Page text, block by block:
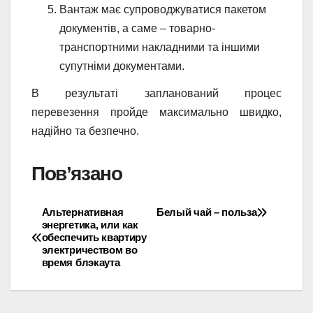
Вантаж має супроводжуватися пакетом
документів, а саме – товарно-
транспортними накладними та іншими
супутніми документами.
В результаті запланований процес
перевезення пройде максимально швидко,
надійно та безпечно.
Пов’язано
Навігація
записів
Белый чай – польза
Альтернативная
энергетика, или как
обеспечить квартиру
электричеством во
время блэкаута